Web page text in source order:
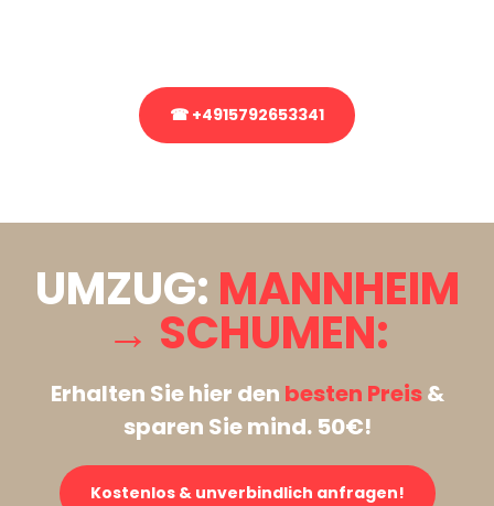
☎ +4915792653341
UMZUG: MANNHEIM
→ SCHUMEN:
Erhalten Sie hier den besten Preis&
sparen Sie mind. 50€!
Kostenlos & unverbindlich anfragen!